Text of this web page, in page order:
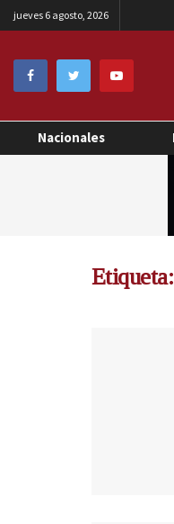
jueves 6 agosto, 2026
Nacionales
Etiqueta: